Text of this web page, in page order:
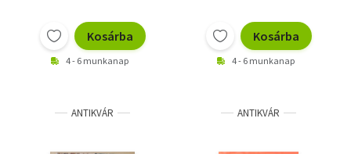
Kosárba
4 - 6 munkanap
Kosárba
4 - 6 munkanap
ANTIKVÁR ANTIKVÁR